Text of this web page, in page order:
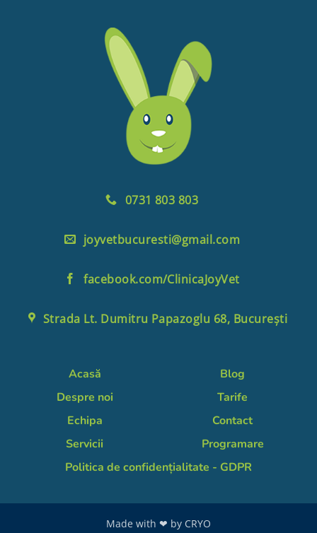
0731 803 803
joyvetbucuresti@gmail.com
facebook.com/ClinicaJoyVet
Strada Lt. Dumitru Papazoglu 68, București
Acasă
Despre noi
Echipa
Servicii
Blog
Tarife
Contact
Programare
Politica de confidențialitate - GDPR
Made with ❤ by CRYO